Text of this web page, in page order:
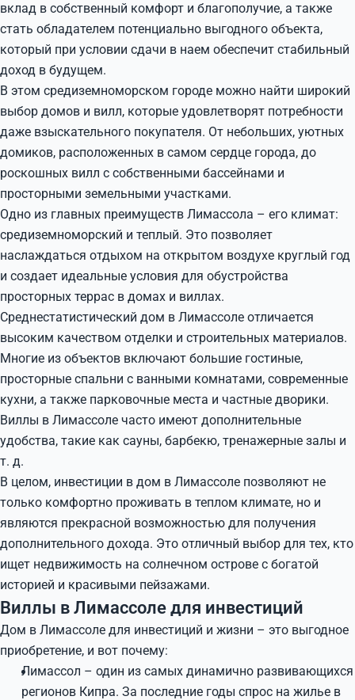
вклад в собственный комфорт и благополучие, а также
стать обладателем потенциально выгодного объекта,
который при условии сдачи в наем обеспечит стабильный
доход в будущем.
В этом средиземноморском городе можно найти широкий
выбор домов и вилл, которые удовлетворят потребности
даже взыскательного покупателя. От небольших, уютных
домиков, расположенных в самом сердце города, до
роскошных вилл с собственными бассейнами и
просторными земельными участками.
Одно из главных преимуществ Лимассола – его климат:
средиземноморский и теплый. Это позволяет
наслаждаться отдыхом на открытом воздухе круглый год
и создает идеальные условия для обустройства
просторных террас в домах и виллах.
Среднестатистический дом в Лимассоле отличается
высоким качеством отделки и строительных материалов.
Многие из объектов включают большие гостиные,
просторные спальни с ванными комнатами, современные
кухни, а также парковочные места и частные дворики.
Виллы в Лимассоле часто имеют дополнительные
удобства, такие как сауны, барбекю, тренажерные залы и
т. д.
В целом, инвестиции в дом в Лимассоле позволяют не
только комфортно проживать в теплом климате, но и
являются прекрасной возможностью для получения
дополнительного дохода. Это отличный выбор для тех, кто
ищет недвижимость на солнечном острове с богатой
историей и красивыми пейзажами.
Виллы в Лимассоле для инвестиций
Дом в Лимассоле для инвестиций и жизни – это выгодное
приобретение, и вот почему:
Лимассол – один из самых динамично развивающихся
регионов Кипра. За последние годы спрос на жилье в